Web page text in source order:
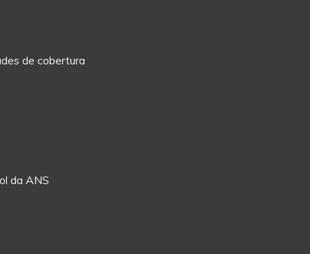
de cobertura
da ANS